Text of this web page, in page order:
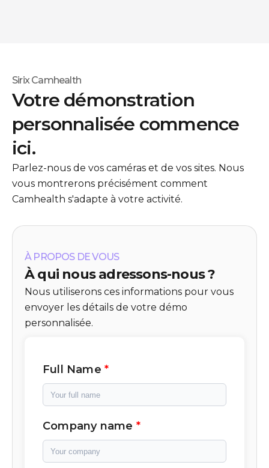
Sirix Camhealth
Votre démonstration
personnalisée commence
ici.
Parlez-nous de vos caméras et de vos sites. Nous
vous montrerons précisément comment
Camhealth s'adapte à votre activité.
À PROPOS DE VOUS
À qui nous adressons-nous ?
Nous utiliserons ces informations pour vous
envoyer les détails de votre démo
personnalisée.
Full Name
Company name